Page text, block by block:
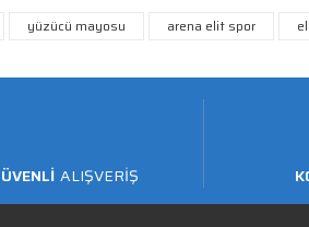
yüzücü mayosu arena elit spor
ALIŞVERİŞ